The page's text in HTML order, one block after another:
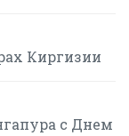
Киргизии
с Днем